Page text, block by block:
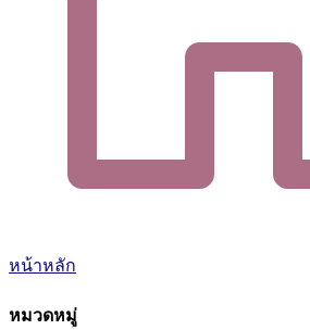
หน้าหลัก
หมวดหมู่